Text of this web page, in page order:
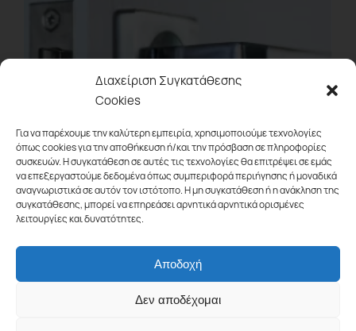
Διαχείριση Συγκατάθεσης
Cookies
Για να παρέχουμε την καλύτερη εμπειρία, χρησιμοποιούμε τεχνολογίες
όπως cookies για την αποθήκευση ή/και την πρόσβαση σε πληροφορίες
συσκευών. Η συγκατάθεση σε αυτές τις τεχνολογίες θα επιτρέψει σε εμάς
να επεξεργαστούμε δεδομένα όπως συμπεριφορά περιήγησης ή μοναδικά
αναγνωριστικά σε αυτόν τον ιστότοπο. Η μη συγκατάθεση ή η ανάκληση της
συγκατάθεσης, μπορεί να επηρεάσει αρνητικά αρνητικά ορισμένες
λειτουργίες και δυνατότητες.
Αποδοχή
Δεν αποδέχομαι